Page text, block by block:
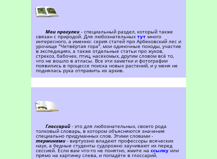
Мои прогулки - специальный раздел, который также
связан с природой. Для любознательных тут много
интересного, а именно: серия статей про Арбековский лес и
урочище "Четвёртая гора", мои одиночные походы, участие
в экспедициях, а также отдельные статьи про жуков,
стрекоз, бабочек, птиц, насекомых, другим словом всё то,
что не вошло в атласы. Все эти заметки и фотографии
появились в процессе поиска новых растений, и у меня не
поднялась рука отправить их архив.
Глоссарий - это для любознательных, своего рода
толковый словарь, в котором объясняются значения
специально придуманных слов. Этими словами -
терминами - виртуозно владеют профессоры всяческих
наук, а бедные студенты судорожно заучивают их перед
сессией. Если вам что-то не понятно, жмите на ссылкуили
прямо на картинку слева, и попадёте в глоссарий.